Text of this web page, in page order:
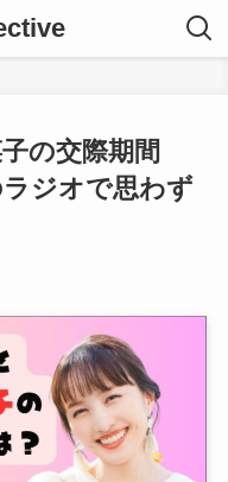
の交際期間
ジオで思わず